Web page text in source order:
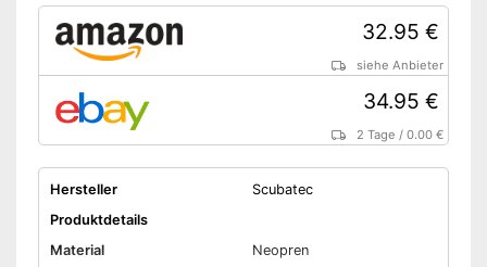
32.95 €
siehe Anbieter
34.95 €
2 Tage /0.00 €
Hersteller
Scubatec
Produktdetails
Material
Neopren